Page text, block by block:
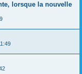
lorsque la nouvelle